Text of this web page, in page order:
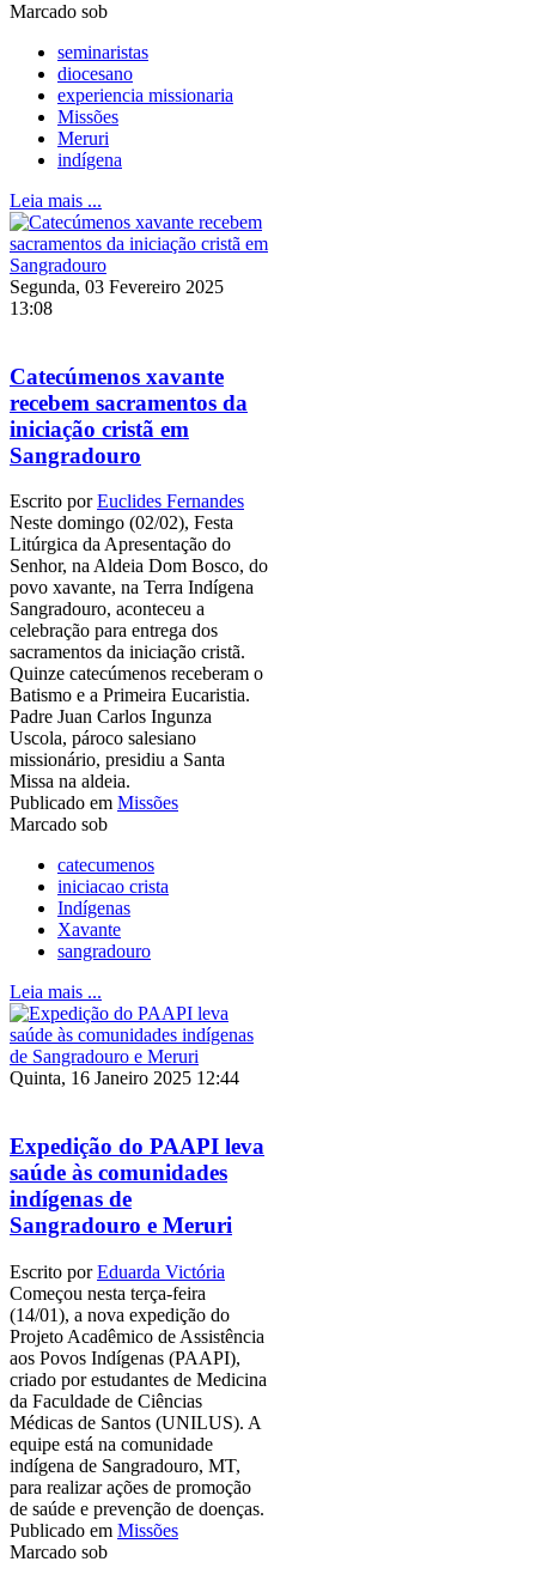
Marcado sob
seminaristas
diocesano
experiencia missionaria
Missões
Meruri
indígena
Leia mais ...
Segunda, 03 Fevereiro 2025
13:08
Catecúmenos xavante
recebem sacramentos da
iniciação cristã em
Sangradouro
Escrito porEuclides Fernandes
Neste domingo (02/02), Festa
Litúrgica da Apresentação do
Senhor, na Aldeia Dom Bosco, do
povo xavante, na Terra Indígena
Sangradouro, aconteceu a
celebração para entrega dos
sacramentos da iniciação cristã.
Quinze catecúmenos receberam o
Batismo e a Primeira Eucaristia.
Padre Juan Carlos Ingunza
Uscola, pároco salesiano
missionário, presidiu a Santa
Missa na aldeia.
Publicado em Missões
Marcado sob
catecumenos
iniciacao crista
Indígenas
Xavante
sangradouro
Leia mais ...
Quinta, 16 Janeiro 2025 12:44
Expedição do PAAPI leva
saúde às comunidades
indígenas de
Sangradouro e Meruri
Escrito porEduarda Victória
Começou nesta terça-feira
(14/01), a nova expedição do
Projeto Acadêmico de Assistência
aos Povos Indígenas (PAAPI),
criado por estudantes de Medicina
da Faculdade de Ciências
Médicas de Santos (UNILUS). A
equipe está na comunidade
indígena de Sangradouro, MT,
para realizar ações de promoção
de saúde e prevenção de doenças.
Publicado em Missões
Marcado sob